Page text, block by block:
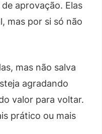
aprovação. Elas
mas por si só não
mas não salva
agradando
valor para voltar.
prático ou mais